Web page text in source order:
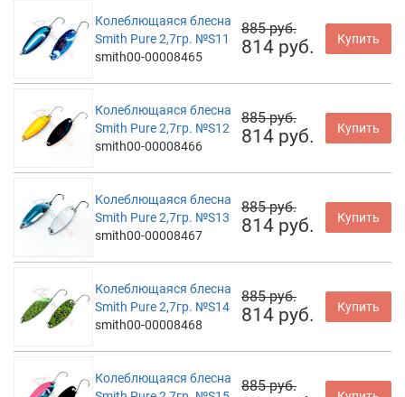
Колеблющаяся блесна
Smith Pure 2,7гр. №S11
smith00-00008465
885 руб.
814 руб. Купить
Колеблющаяся блесна
Smith Pure 2,7гр. №S12
smith00-00008466
885 руб.
814 руб. Купить
Колеблющаяся блесна
Smith Pure 2,7гр. №S13
smith00-00008467
885 руб.
814 руб. Купить
Колеблющаяся блесна
Smith Pure 2,7гр. №S14
smith00-00008468
885 руб.
814 руб. Купить
Колеблющаяся блесна
885 руб.